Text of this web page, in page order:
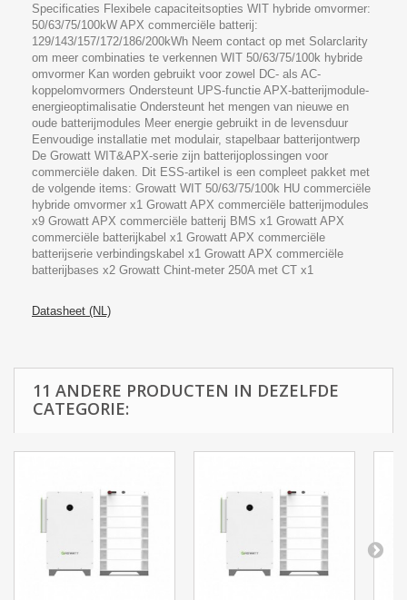
Specificaties Flexibele capaciteitsopties WIT hybride omvormer:
50/63/75/100kW APX commerciële batterij:
129/143/157/172/186/200kWh Neem contact op met Solarclarity
om meer combinaties te verkennen WIT 50/63/75/100k hybride
omvormer Kan worden gebruikt voor zowel DC- als AC-
koppelomvormers Ondersteunt UPS-functie APX-batterijmodule-
energieoptimalisatie Ondersteunt het mengen van nieuwe en
oude batterijmodules Meer energie gebruikt in de levensduur
Eenvoudige installatie met modulair, stapelbaar batterijontwerp
De Growatt WIT&APX-serie zijn batterijoplossingen voor
commerciële daken. Dit ESS-artikel is een compleet pakket met
de volgende items: Growatt WIT 50/63/75/100k HU commerciële
hybride omvormer x1 Growatt APX commerciële batterijmodules
x9 Growatt APX commerciële batterij BMS x1 Growatt APX
commerciële batterijkabel x1 Growatt APX commerciële
batterijserie verbindingskabel x1 Growatt APX commerciële
batterijbases x2 Growatt Chint-meter 250A met CT x1
Datasheet (NL)
11 ANDERE PRODUCTEN IN DEZELFDE
CATEGORIE: